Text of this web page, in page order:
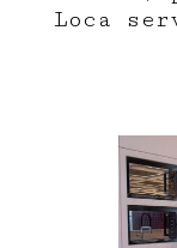
Loca